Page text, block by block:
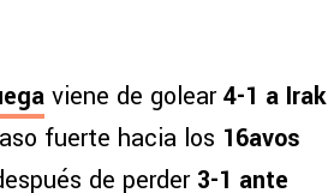
viene de golear4-1 a Irak
fuerte hacia los 16avos
de perder 3-1 ante